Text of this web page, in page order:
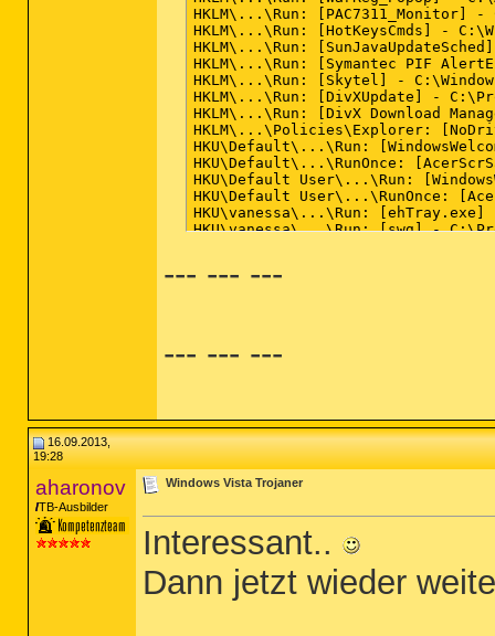
--- --- ---
--- --- ---
16.09.2013,
19:28
aharonov
TB-Ausbilder
Windows Vista Trojaner
Interessant..
Dann jetzt wieder